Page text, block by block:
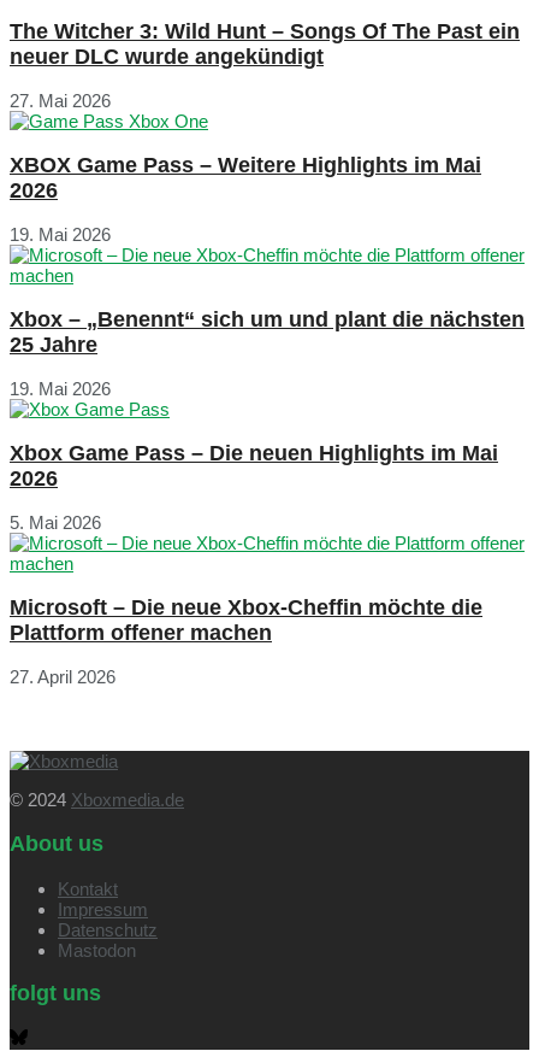
The Witcher 3: Wild Hunt – Songs Of The Past ein
neuer DLC wurde angekündigt
27. Mai 2026
XBOX Game Pass – Weitere Highlights im Mai
2026
19. Mai 2026
Xbox – „Benennt“ sich um und plant die nächsten
25 Jahre
19. Mai 2026
Xbox Game Pass – Die neuen Highlights im Mai
2026
5. Mai 2026
Microsoft – Die neue Xbox-Cheffin möchte die
Plattform offener machen
27. April 2026
© 2024 Xboxmedia.de
About us
Kontakt
Impressum
Datenschutz
Mastodon
folgt uns